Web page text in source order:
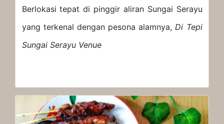
Berlokasi tepat di pinggir aliran Sungai Serayu
yang terkenal dengan pesona alamnya, Di Tepi
Sungai Serayu Venue